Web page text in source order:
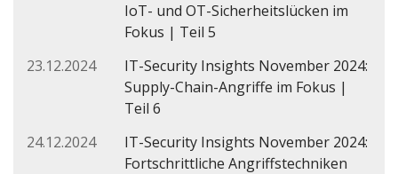
IoT- und OT-Sicherheitslücken im
Fokus | Teil 5
IT-Security Insights November 2024:
Supply-Chain-Angriffe im Fokus |
Teil 6
23.12.2024
IT-Security Insights November 2024:
Fortschrittliche Angriffstechniken
24.12.2024